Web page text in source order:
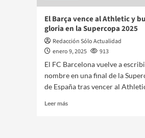
El Barça vence al Athletic y
gloria en la Supercopa 2025
Redacción Sólo Actualidad
enero 9, 2025
913
El FC Barcelona vuelve a
nombre en una final de la
de España tras vencer al
Leer más